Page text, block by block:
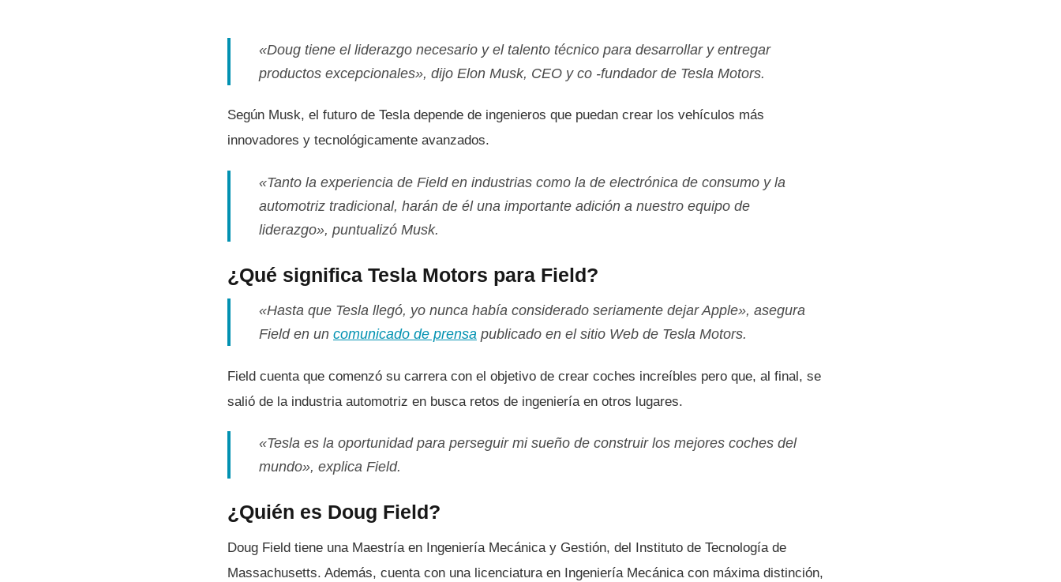
«Doug tiene el liderazgo necesario y el talento técnico para desarrollar y entregar
productos excepcionales», dijo Elon Musk, CEO y co -fundador de Tesla Motors.
Según Musk, el futuro de Tesla depende de ingenieros que puedan crear los vehí­culos más
innovadores y tecnológicamente avanzados.
«Tanto la experiencia de Field en industrias como la de electrónica de consumo y la
automotriz tradicional, harán de él una importante adición a nuestro equipo de
liderazgo», puntualizó Musk.
¿Qué significa Tesla Motors para Field?
«Hasta que Tesla llegó, yo nunca habí­a considerado seriamente dejar Apple», asegura
Field en un comunicado de prensa publicado en el sitio Web de Tesla Motors.
Field cuenta que comenzó su carrera con el objetivo de crear coches increí­bles pero que, al final, se
salió de la industria automotriz en busca retos de ingenierí­a en otros lugares.
«Tesla es la oportunidad para perseguir mi sueño de construir los mejores coches del
mundo», explica Field.
¿Quién es Doug Field?
Doug Field tiene una Maestrí­a en Ingenierí­a Mecánica y Gestión, del Instituto de Tecnologí­a de
Massachusetts. Además, cuenta con una licenciatura en Ingenierí­a Mecánica con máxima distinción,